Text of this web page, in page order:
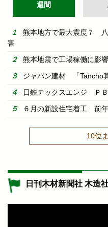
週間
熊本地方で最大震度７
害
熊本地震で工場稼働に影
ジャパン建材 「Tancho
日鉄テックスエンジ Ｐ
６月の新設住宅着工 前
10位
日刊木材新聞社 木造